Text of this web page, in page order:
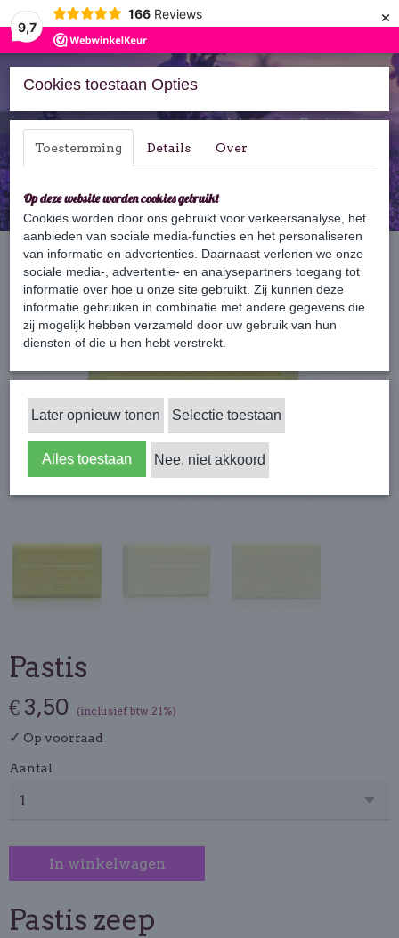
9,7
166 Reviews ×
Inloggen Registreren
Home › Zeep › 125 gram zeep › Pastis
Pastis
€ 3,50 (inclusief btw 21%)
✓ Op voorraad
Aantal
In winkelwagen
Pastis zeep
Cookies toestaan Opties
Toestemming Details Over
Op deze website worden cookies gebruikt
Cookies worden door ons gebruikt voor verkeersanalyse, het
aanbieden van sociale media-functies en het personaliseren
van informatie en advertenties. Daarnaast verlenen we onze
sociale media-, advertentie- en analysepartners toegang tot
informatie over hoe u onze site gebruikt. Zij kunnen deze
informatie gebruiken in combinatie met andere gegevens die
zij mogelijk hebben verzameld door uw gebruik van hun
diensten of die u hen hebt verstrekt.
Later opnieuw tonen Selectie toestaan
Alles toestaan Nee, niet akkoord